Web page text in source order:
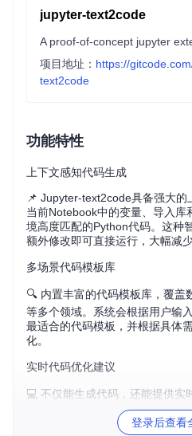
jupyter-text2code
项目地址： https://
text2code
功能特性
上下文感知代码生成
📌 Jupyter-text2code具备强大
当前Notebook中的变量、导入库
境高度匹配的Python代码。这种
额外修改即可直接运行，大幅减少
多场景代码模板库
🔍 内置丰富的代码模板库，覆盖
等多个领域。系统会根据用户输
最适合的代码模板，并根据具体
化。
实时代码优化建议
💻 不仅能生成代码，还能提供实
中，系统会自动检测潜在问题，
并给出改进方案，帮助用户写出
登录后查看